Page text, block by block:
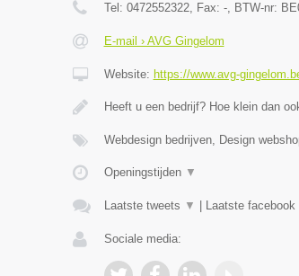
Tel: 0472552322, Fax: -, BTW-nr:
E-mail › AVG Gingelom
Website: https://www.avg-
Heeft u een bedrijf? Hoe klein dan
Webdesign bedrijven, Design
Openingstijden ▼
Laatste tweets ▼ Laatste facebook
Sociale media: